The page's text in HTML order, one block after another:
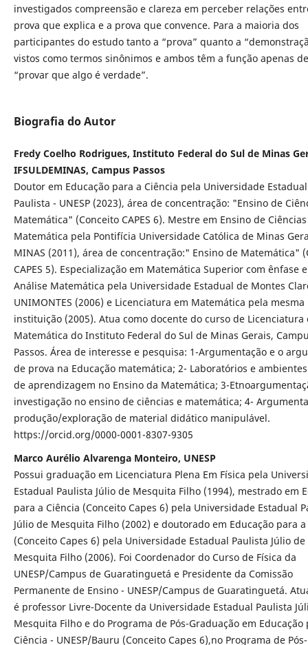
investigados compreensão e clareza em perceber relações
prova que explica e a prova que convence. Para a maioria dos
participantes do estudo tanto a “prova” quanto a
vistos como termos sinônimos e ambos têm a função apenas de
“provar que algo é verdade”.
Biografia do Autor
Fredy Coelho Rodrigues, Instituto Federal do Sul de Minas
IFSULDEMINAS, Campus Passos
Doutor em Educação para a Ciência pela Universidade Estadual
Paulista - UNESP (2023), área de concentração: "Ensino de
Matemática" (Conceito CAPES 6). Mestre em Ensino de
Matemática pela Pontifícia Universidade Católica de Minas
MINAS (2011), área de concentração:" Ensino de Matemática"
CAPES 5). Especialização em Matemática Superior com ênfase
Análise Matemática pela Universidade Estadual de Montes
UNIMONTES (2006) e Licenciatura em Matemática pela mesma
instituição (2005). Atua como docente do curso de Licenciatura
Matemática do Instituto Federal do Sul de Minas Gerais,
Passos. Área de interesse e pesquisa: 1-Argumentação e o
de prova na Educação matemática; 2- Laboratórios e
de aprendizagem no Ensino da Matemática; 3-
investigação no ensino de ciências e matemática; 4-
produção/exploração de material didático manipulável.
https://orcid.org/0000-0001-8307-9305
Marco Aurélio Alvarenga Monteiro, UNESP
Possui graduação em Licenciatura Plena Em Física pela
Estadual Paulista Júlio de Mesquita Filho (1994), mestrado em
para a Ciência (Conceito Capes 6) pela Universidade Estadual
Júlio de Mesquita Filho (2002) e doutorado em Educação para
(Conceito Capes 6) pela Universidade Estadual Paulista Júlio de
Mesquita Filho (2006). Foi Coordenador do Curso de Física da
UNESP/Campus de Guaratinguetá e Presidente da Comissão
Permanente de Ensino - UNESP/Campus de Guaratinguetá.
é professor Livre-Docente da Universidade Estadual Paulista
Mesquita Filho e do Programa de Pós-Graduação em Educação
Ciência - UNESP/Bauru (Conceito Capes 6),no Programa de Pós-